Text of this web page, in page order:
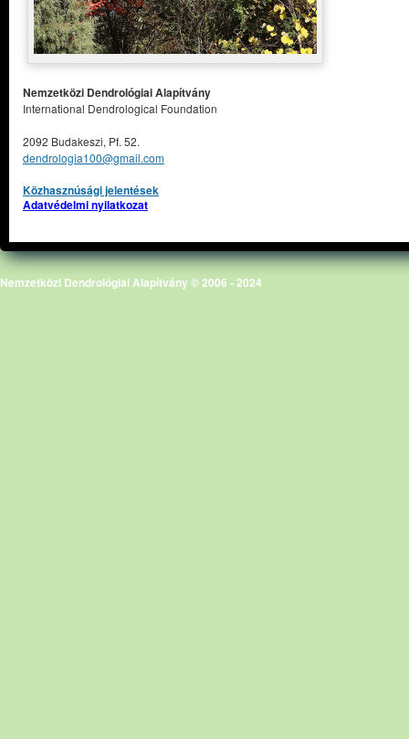
Nemzetközi Dendrológiai Alapítvány
International Dendrological Foundation
2092 Budakeszi, Pf. 52.
dendrologia100@gmail.com
Közhasznúsági jelentések
Adatvédelmi nyilatkozat
Nemzetközi Dendrológiai Alapítvány © 2006 - 2024